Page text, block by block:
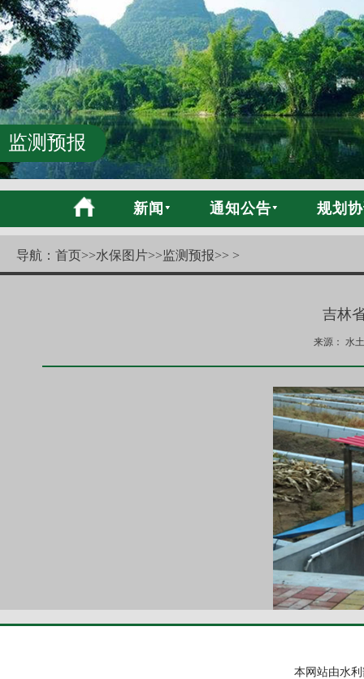
监测预报
新闻 通知公告 规划
导航： 首页>>水保图片>>监测预报>> >
吉林
来源： 水
本网站由水